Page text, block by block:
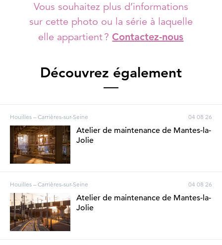
Vous souhaitez plus d’informations
sur cette photo ou la série à laquelle
elle appartient ? Contactez-nous
Découvrez également
Houilles – Carrières-sur-Seine 04 08 26
Atelier de maintenance de Mantes-la-
Jolie
Houilles – Carrières-sur-Seine 04 08 26
Atelier de maintenance de Mantes-la-
Jolie